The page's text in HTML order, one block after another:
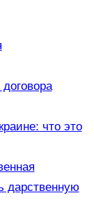
что это
дарственную